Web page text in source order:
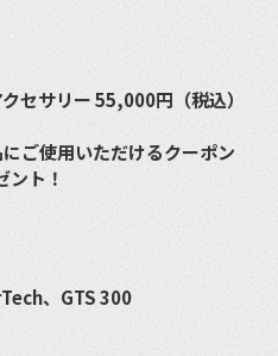
セサリー 55,000円（税込）
ご使用いただけるクーポン
ト！
、GTS 300